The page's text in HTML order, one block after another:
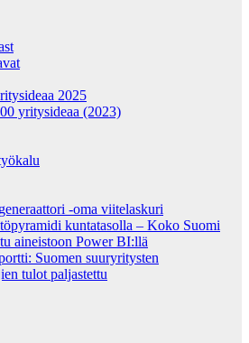
2025
yritysideaa (2023)
-oma viitelaskuri
kuntatasolla – Koko Suomi
aineistoon Power BI:llä
Suomen suuryritysten
tulot paljastettu